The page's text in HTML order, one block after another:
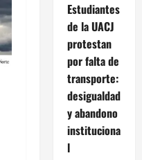
Estudiantes
de la UACJ
protestan
por falta de
transporte:
desigualdad
y abandono
instituciona
l